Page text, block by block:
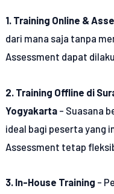
1. Training Online &
dari mana saja tanpa
Assessment dapat
2. Training Offline di
Yogyakarta– Suasana
ideal bagi peserta yang
Assessment tetap
3. In-House Training –